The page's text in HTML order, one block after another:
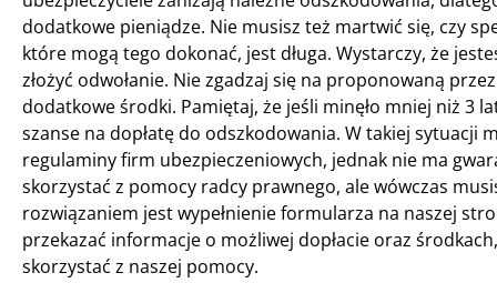
dodatkowe pieniądze. Nie musisz też martwić się, czy
które mogą tego dokonać, jest długa. Wystarczy, że
złożyć odwołanie. Nie zgadzaj się na proponowaną
dodatkowe środki. Pamiętaj, że jeśli minęło mniej niż 3
szanse na dopłatę do odszkodowania. W takiej sytuacji
regulaminy firm ubezpieczeniowych, jednak nie ma
skorzystać z pomocy radcy prawnego, ale wówczas
rozwiązaniem jest wypełnienie formularza na naszej
przekazać informacje o możliwej dopłacie oraz
skorzystać z naszej pomocy.